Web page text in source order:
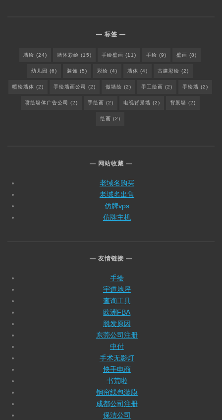
标签
墙绘 (24) 墙体彩绘 (15) 手绘壁画 (11) 手绘 (9) 壁画 (8)
幼儿园 (6) 装饰 (5) 彩绘 (4) 墙体 (4) 古建彩绘 (2)
喷绘墙体 (2) 手绘墙画公司 (2) 做墙绘 (2) 手工绘画 (2) 手绘墙 (2)
喷绘墙体广告公司 (2) 手绘画 (2) 电视背景墙 (2) 背景墙 (2)
绘画 (2)
网站收藏
老域名购买
老域名出售
仿牌vps
仿牌主机
友情链接
手绘
宇道地坪
查询工具
欧洲FBA
脱发原因
东莞公司注册
中付
手术无影灯
快手电商
书荒啦
钢帘线包装膜
成都公司注册
保洁公司